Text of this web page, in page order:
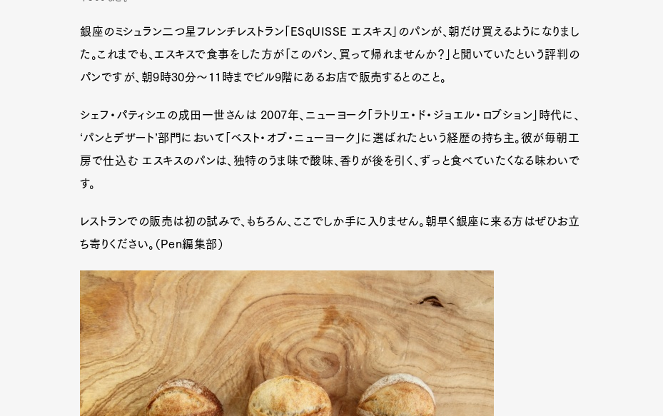
銀座のミシュラン二つ星フレンチレストラン「ESqUISSE エスキス」のパンが、朝だけ買えるようになりまし
た。これまでも、エスキスで食事をした方が「このパン、買って帰れませんか？」と聞いていたという評判の
パンですが、朝9時30分～11時までビル9階にあるお店で販売するとのこと。
シェフ・パティシエの成田一世さんは 2007年、ニューヨーク「ラトリエ・ド・ジョエル・ロブション」時代に、
‘パンとデザート’部門において「ベスト・オブ・ニューヨーク」に選ばれたという経歴の持ち主。彼が毎朝工
房で仕込む エスキスのパンは、独特のうま味で酸味、香りが後を引く、ずっと食べていたくなる味わいで
す。
レストランでの販売は初の試みで、もちろん、ここでしか手に入りません。朝早く銀座に来る方はぜひお立
ち寄りください。（Pen編集部）